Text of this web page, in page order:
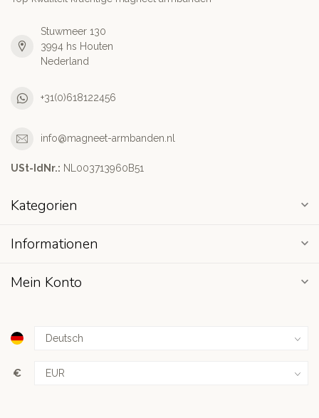
Stuwmeer 130
3994 hs Houten
Nederland
+31(0)618122456
info@magneet-armbanden.nl
USt-IdNr.: NL003713960B51
Kategorien
Informationen
Mein Konto
€